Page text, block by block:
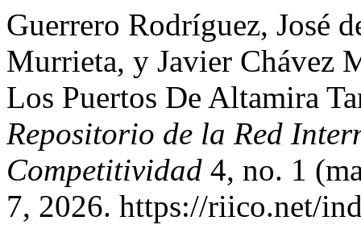
Guerrero Rodríguez, José
Murrieta, y Javier Chávez
Los Puertos De Altamira
Repositorio de la Red
Competitividad 4, no. 1
7, 2026. https://riico.net/